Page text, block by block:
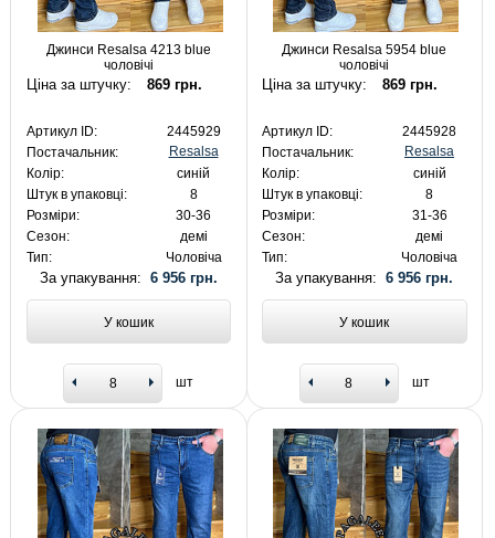
Джинси Resalsa 4213 blue
чоловічі
Ціна за штучку: 869 грн.
Артикул ID:
2445929
Постачальник:
Resalsa
Колір:
синій
Штук в упаковці:
8
Розміри:
30-36
Сезон:
демі
Тип:
Чоловіча
За упакування: 6 956 грн.
У кошик
шт
Джинси Resalsa 5954 blue
чоловічі
Ціна за штучку: 869 грн.
Артикул ID:
2445928
Постачальник:
Resalsa
Колір:
синій
Штук в упаковці:
8
Розміри:
31-36
Сезон:
демі
Тип:
Чоловіча
За упакування:6 956 грн.
У кошик
шт